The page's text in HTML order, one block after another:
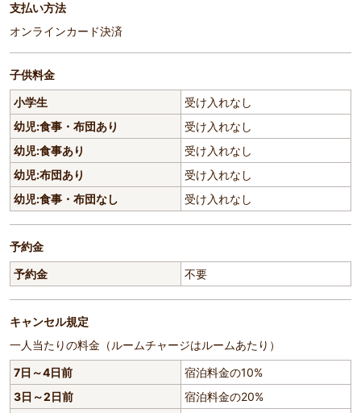
支払い方法
オンラインカード決済
子供料金
小学生
受け入れなし
幼児:食事・布団あり
受け入れなし
幼児:食事あり
受け入れなし
幼児:布団あり
受け入れなし
幼児:食事・布団なし
受け入れなし
予約金
予約金
不要
キャンセル規定
一人当たりの料金（ルームチャージはルームあたり）
7日～4日前
宿泊料金の10%
3日～2日前
宿泊料金の20%